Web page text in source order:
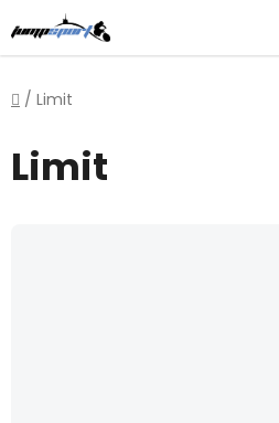
na
obsah
Domů
/ Limit
Limit